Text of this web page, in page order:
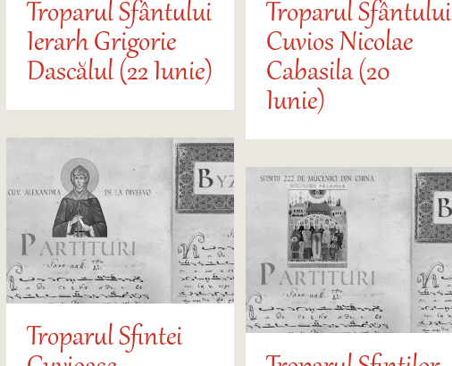
Troparul Sfântului
Ierarh Grigorie
Dascălul (22 Iunie)
Troparul Sfântului
Cuvios Nicolae
Cabasila (20
Iunie)
Troparul Sfintei